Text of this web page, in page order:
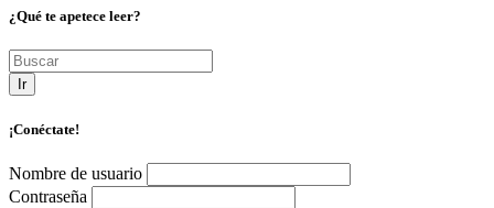
¿Qué te apetece leer?
Ir
¡Conéctate!
Nombre de usuario
Contraseña